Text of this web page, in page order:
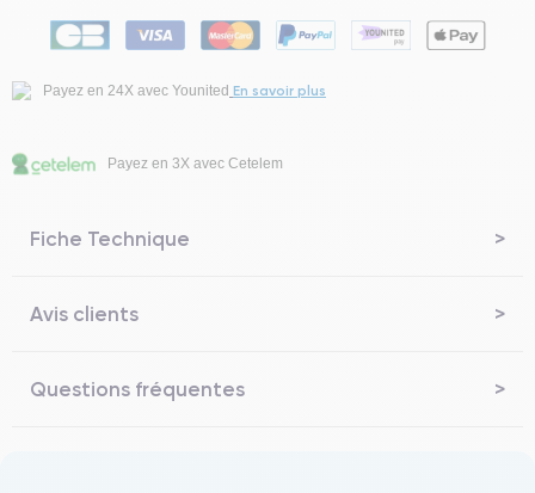
Payez en 24X avec Younited En savoir plus
Payez en 3X avec Cetelem
Fiche Technique
Avis clients
Questions fréquentes